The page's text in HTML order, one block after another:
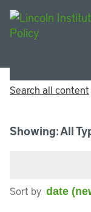
Search all content
Showing: All
Sort by